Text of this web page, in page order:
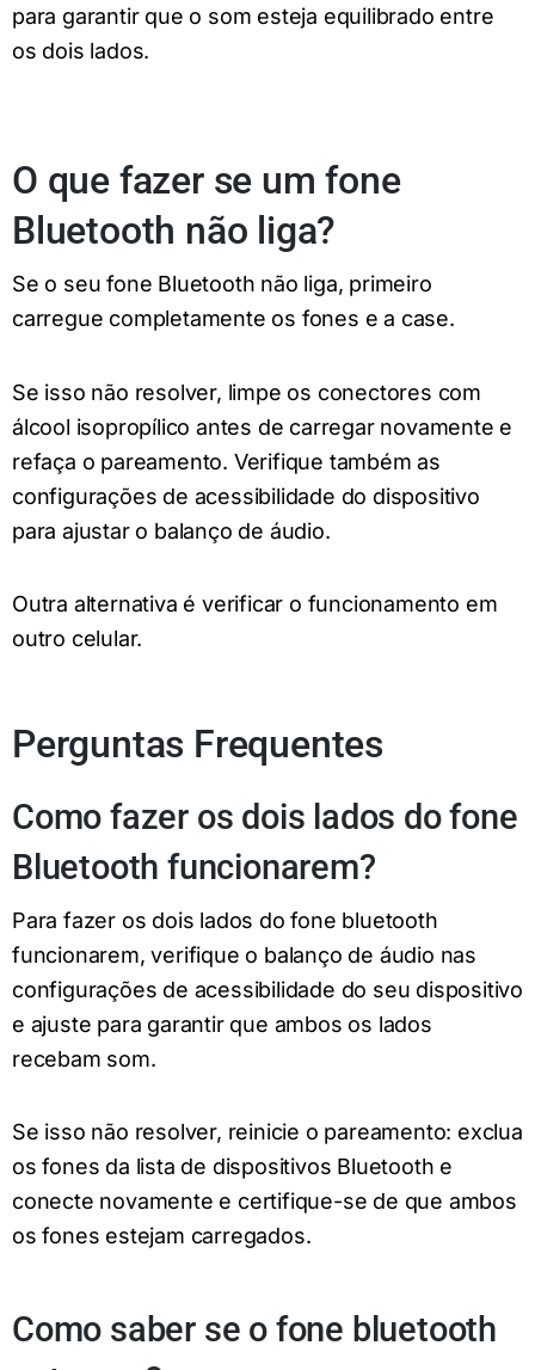
para garantir que o som esteja equilibrado entre
os dois lados.
O que fazer se um fone
Bluetooth não liga?
Se o seu fone Bluetooth não liga, primeiro
carregue completamente os fones e a case.
Se isso não resolver, limpe os conectores com
álcool isopropílico antes de carregar novamente e
refaça o pareamento. Verifique também as
configurações de acessibilidade do dispositivo
para ajustar o balanço de áudio.
Outra alternativa é verificar o funcionamento em
outro celular.
Perguntas Frequentes
Como fazer os dois lados do fone
Bluetooth funcionarem?
Para fazer os dois lados do fone bluetooth
funcionarem, verifique o balanço de áudio nas
configurações de acessibilidade do seu dispositivo
e ajuste para garantir que ambos os lados
recebam som.
Se isso não resolver, reinicie o pareamento: exclua
os fones da lista de dispositivos Bluetooth e
conecte novamente e certifique-se de que ambos
os fones estejam carregados.
Como saber se o fone bluetooth